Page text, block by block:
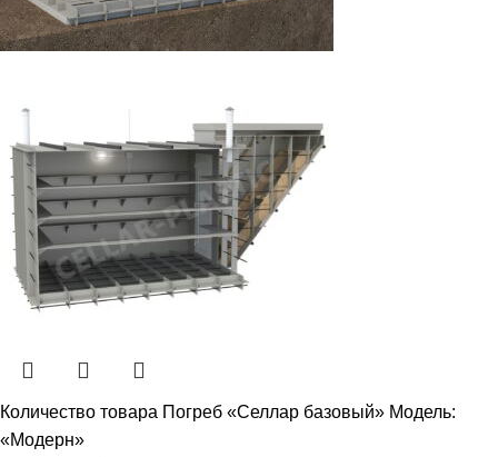
Количество товара Погреб «Селлар базовый» Модель:
«Модерн»